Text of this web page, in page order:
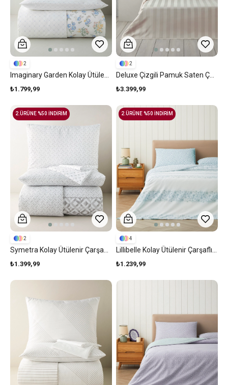
₺1.799,99
2
₺3.399,99
2
₺1.399,99
2
2.ÜRÜNE %50 İNDİRİM
₺1.239,99
4
2.ÜRÜNE %50 İNDİRİM